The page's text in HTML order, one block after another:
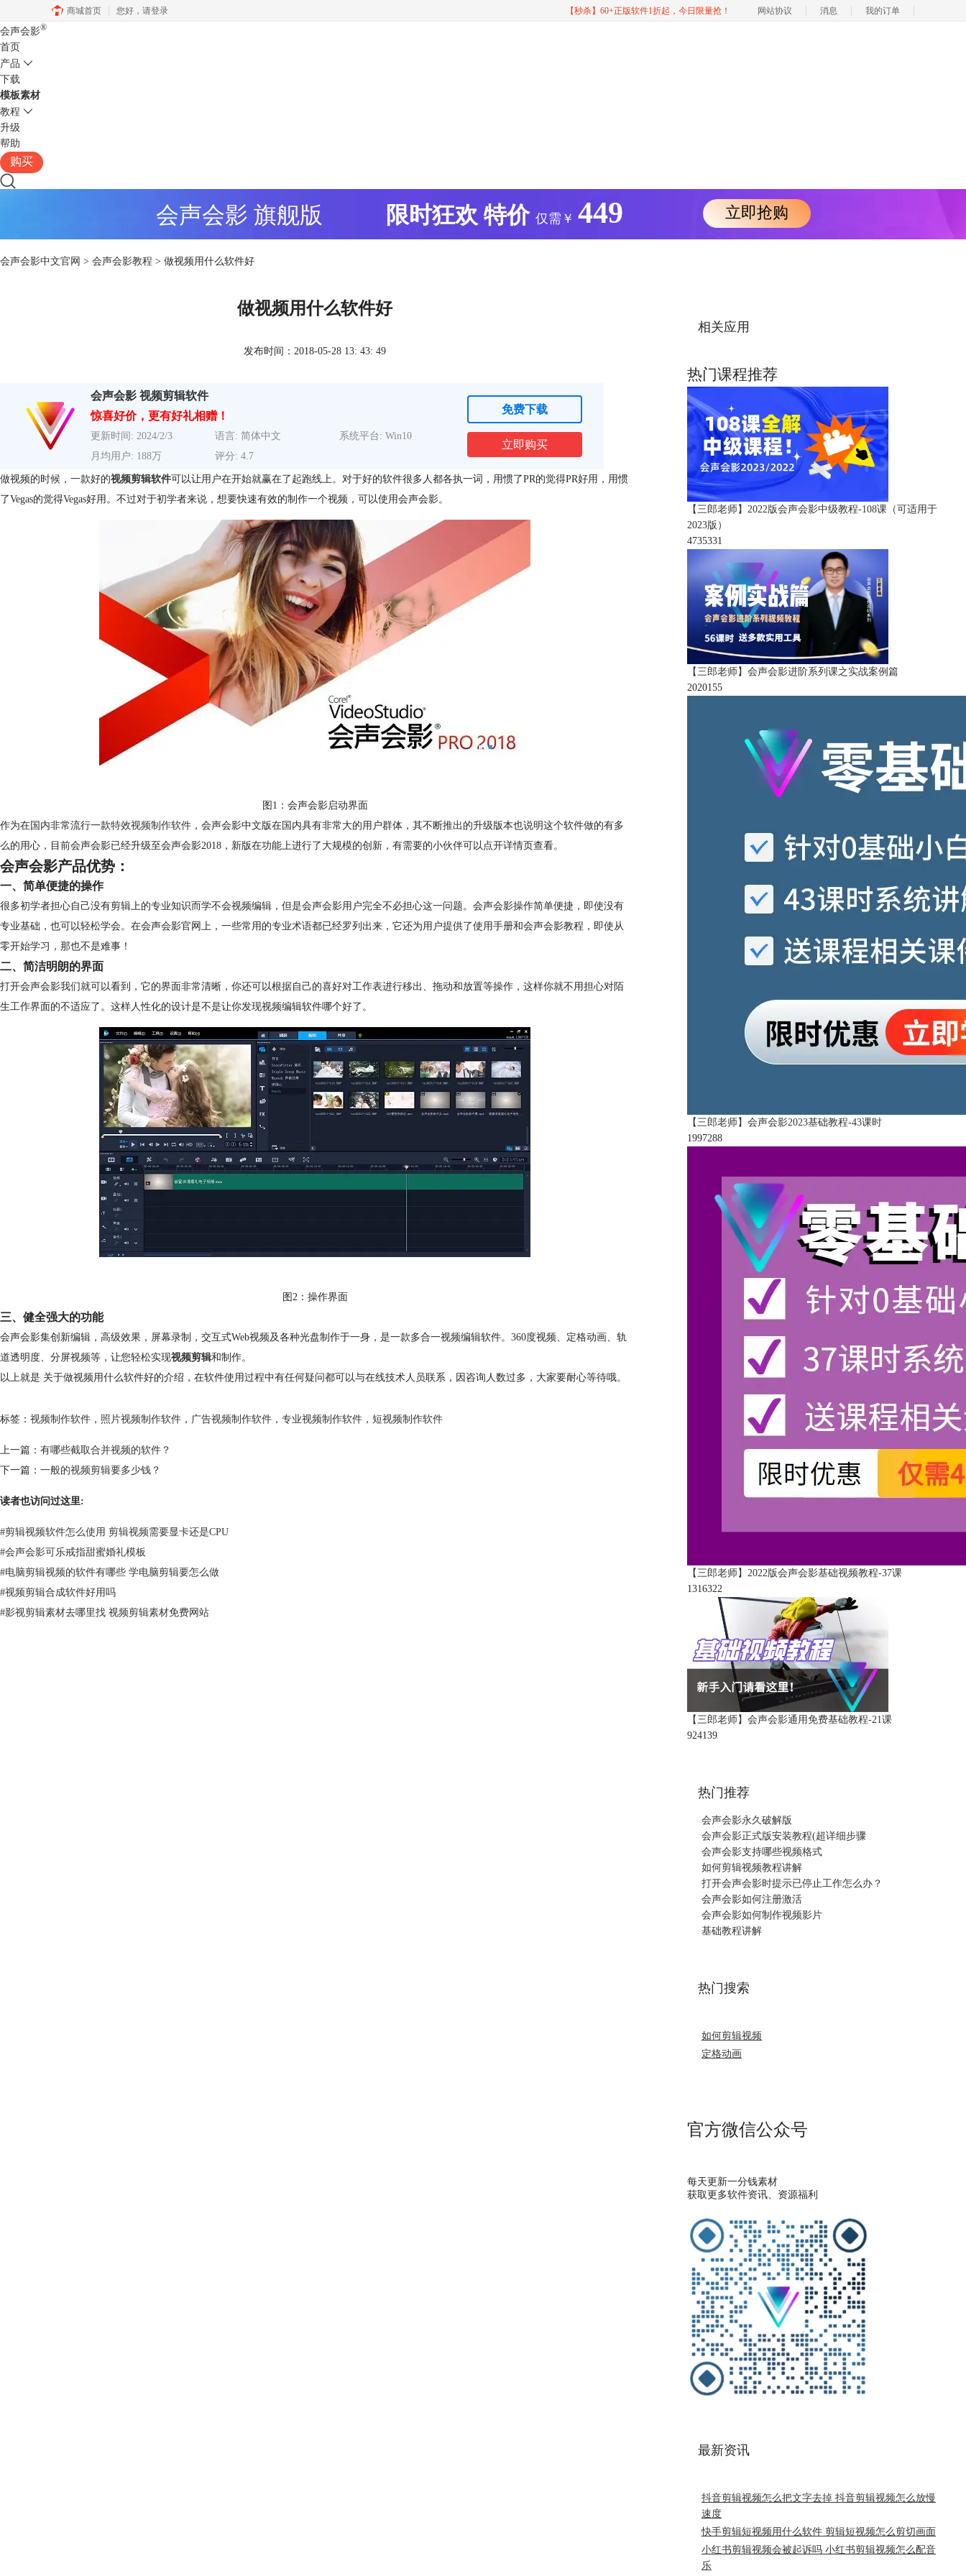
商城首页 您好， 请登录 【秒杀】60+正版软件1折起，今日限量抢！ 网站协议 消息 我的订单
会声会影®
首页
产品
下载
模板素材
教程
升级
帮助
购买
会声会影 旗舰版 限时狂欢 特价 仅需￥ 449 立即抢购
会声会影中文官网 > 会声会影教程 > 做视频用什么软件好
做视频用什么软件好
发布时间：2018-05-28 13: 43: 49
会声会影 视频剪辑软件
惊喜好价，更有好礼相赠！
更新时间: 2024/2/3 语言: 简体中文
系统平台: Win10
月均用户: 188万
评分: 4.7
免费下载
立即购买
做视频的时候，一款好的视频剪辑软件可以让用户在开始就赢在了起跑线上。对于好的软件很多人都各执一词，用惯了PR的觉得PR好用，用惯
了Vegas的觉得Vegas好用。不过对于初学者来说，想要快速有效的制作一个视频，可以使用会声会影。
图1：会声会影启动界面
作为在国内非常流行一款特效视频制作软件 ，会声会影中文版在国内具有非常大的用户群体，其不断推出的升级版本也说明这个软件做的有多
么的用心，目前会声会影已经升级至会声会影2018，新版在功能上进行了大规模的创新，有需要的小伙伴可以点开详情页查看。
会声会影产品优势：
一、简单便捷的操作
很多初学者担心自己没有剪辑上的专业知识而学不会视频编辑，但是会声会影用户完全不必担心这一问题。会声会影操作简单便捷，即使没有
专业基础，也可以轻松学会。在会声会影官网上，一些常用的专业术语都已经罗列出来，它还为用户提供了使用手册和会声会影教程，即使从
零开始学习，那也不是难事！
二、简洁明朗的界面
打开会声会影我们就可以看到，它的界面非常清晰，你还可以根据自己的喜好对工作表进行移出、拖动和放置等操作，这样你就不用担心对陌
生工作界面的不适应了。这样人性化的设计是不是让你发现视频编辑软件哪个好了。
图2：操作界面
三、健全强大的功能
会声会影集创新编辑，高级效果，屏幕录制，交互式Web视频及各种光盘制作于一身，是一款多合一视频编辑软件。360度视频、定格动画、轨
道透明度、分屏视频等，让您轻松实现视频剪辑和制作。
以上就是 关于做视频用什么软件好的介绍，在软件使用过程中有任何疑问都可以与在线技术人员联系，因咨询人数过多，大家要耐心等待哦。
标签： 视频制作软件 ， 照片视频制作软件 ， 广告视频制作软件 ， 专业视频制作软件 ， 短视频制作软件
上一篇： 有哪些截取合并视频的软件？
下一篇： 一般的视频剪辑要多少钱？
读者也访问过这里:
#剪辑视频软件怎么使用 剪辑视频需要显卡还是CPU
#会声会影可乐戒指甜蜜婚礼模板
#电脑剪辑视频的软件有哪些 学电脑剪辑要怎么做
#视频剪辑合成软件好用吗
#影视剪辑素材去哪里找 视频剪辑素材免费网站
相关应用
热门课程推荐
【三郎老师】2022版会声会影中级教程-108课（可适用于
2023版）
4735331
【三郎老师】会声会影进阶系列课之实战案例篇
2020155
【三郎老师】会声会影2023基础教程-43课时
1997288
【三郎老师】2022版会声会影基础视频教程-37课
1316322
【三郎老师】会声会影通用免费基础教程-21课
924139
热门推荐
会声会影永久破解版
会声会影正式版安装教程(超详细步骤
会声会影支持哪些视频格式
如何剪辑视频教程讲解
打开会声会影时提示已停止工作怎么办？
会声会影如何注册激活
会声会影如何制作视频影片
基础教程讲解
热门搜索
如何剪辑视频
定格动画
官方微信公众号
每天更新一分钱素材
获取更多软件资讯、资源福利
最新资讯
抖音剪辑视频怎么把文字去掉 抖音剪辑视频怎么放慢
速度
快手剪辑短视频用什么软件 剪辑短视频怎么剪切画面
小红书剪辑视频会被起诉吗 小红书剪辑视频怎么配音
乐